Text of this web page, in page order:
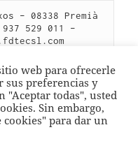
– 08338 Premià
529 011 –
Etiquetas
Fabricante almohadillas
,Maquinaria moldeo
termoformado
para el moldeo por
web para ofrecerle
sus preferencias y
"Aceptar todas", usted
Sin embargo,
para dar un